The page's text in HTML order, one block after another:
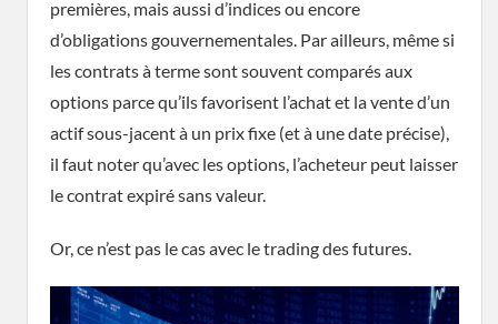
premières, mais aussi d’indices ou encore
d’obligations gouvernementales. Par ailleurs, même si
les contrats à terme sont souvent comparés aux
options parce qu’ils favorisent l’achat et la vente d’un
actif sous-jacent à un prix fixe (et à une date précise),
il faut noter qu’avec les options, l’acheteur peut laisser
le contrat expiré sans valeur.
Or, ce n’est pas le cas avec le trading des futures.